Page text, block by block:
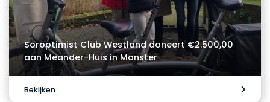
Soroptimist Club Westland doneert €2.500,00
aan Meander-Huis in Monster
Bekijken